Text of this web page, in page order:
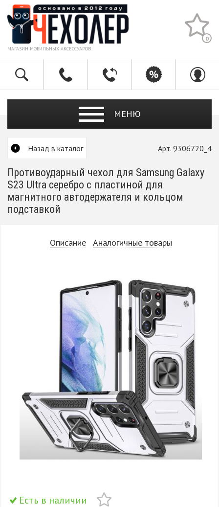
МАГАЗИН МОБИЛЬНЫХ АКСЕССУАРОВ
0
МЕНЮ
Назад в каталог Арт. 9306720_4
Противоударный чехол для Samsung Galaxy
S23 Ultra серебро с пластиной для
магнитного автодержателя и кольцом
подставкой
Описание Аналогичные товары
Есть в наличии